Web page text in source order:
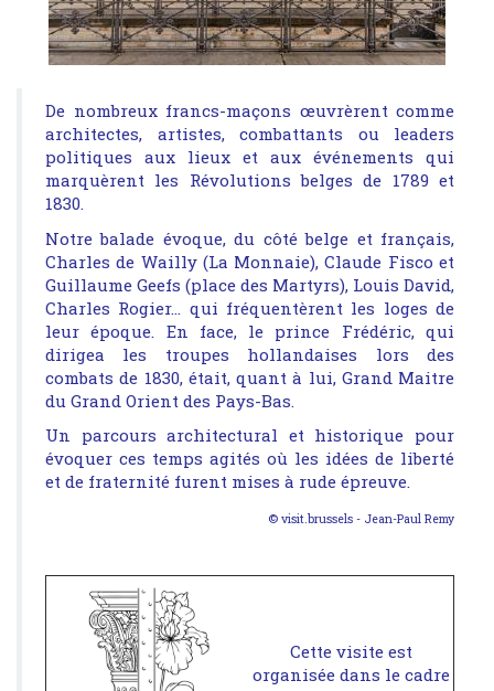
De nombreux francs-maçons œuvrèrent comme
architectes, artistes, combattants ou leaders
politiques aux lieux et aux événements qui
marquèrent les Révolutions belges de 1789 et
1830.
Notre balade évoque, du côté belge et français,
Charles de Wailly (La Monnaie), Claude Fisco et
Guillaume Geefs (place des Martyrs), Louis David,
Charles Rogier… qui fréquentèrent les loges de
leur époque. En face, le prince Frédéric, qui
dirigea les troupes hollandaises lors des
combats de 1830, était, quant à lui, Grand Maitre
du Grand Orient des Pays-Bas.
Un parcours architectural et historique pour
évoquer ces temps agités où les idées de liberté
et de fraternité furent mises à rude épreuve.
© visit.brussels - Jean-Paul Remy
Cette visite est
organisée dans le cadre